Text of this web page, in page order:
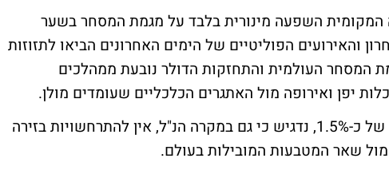
המקומית השפעה מינורית בלבד על מגמת המסחר בשער
והאירועים הפוליטיים של הימים האחרונים הביאו לתזוזות
המסחר העולמית והתחזקות הדולר נובעת ממהלכים
יפן ואירופה מול האתגרים הכלכליים שעומדים מולן.
אתמול הדולר האמריקני רשם ירידה חדה של כ-1.5%, נדגיש כי גם במקרה הנ"ל, אין להתרחשויות בזירה
שאר המטבעות המובילות בעולם.